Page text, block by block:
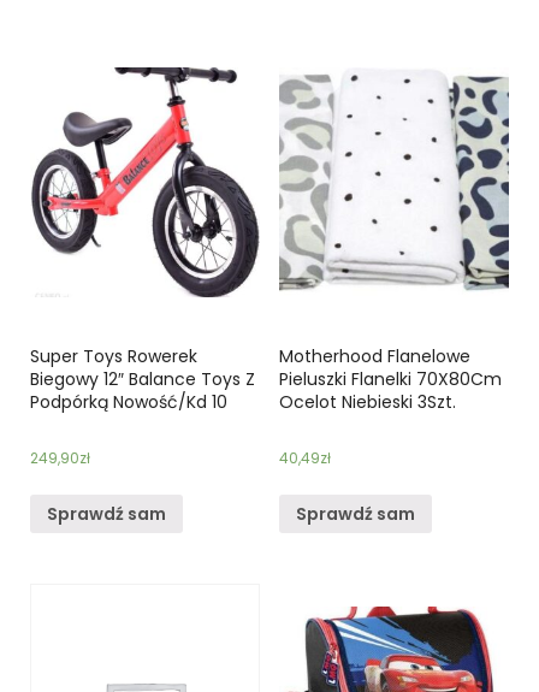
Super Toys Rowerek
Biegowy 12″ Balance Toys Z
Podpórką Nowość/Kd 10
249,90zł
Sprawdź sam
Motherhood Flanelowe
Pieluszki Flanelki 70X80Cm
Ocelot Niebieski 3Szt.
40,49zł
Sprawdź sam